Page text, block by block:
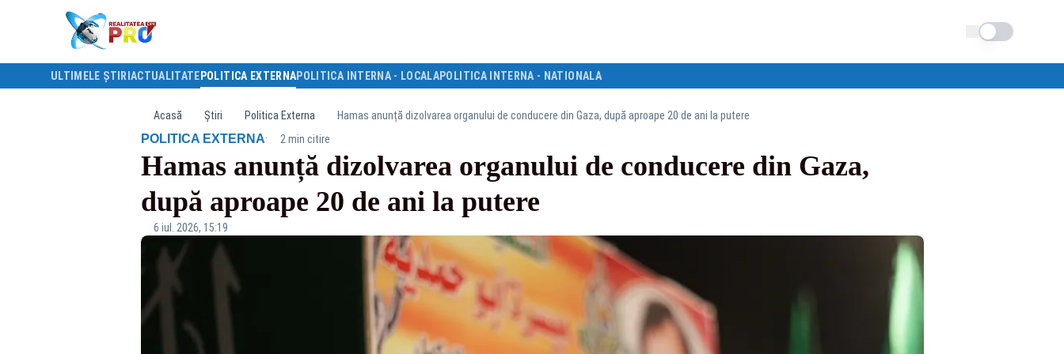
Schimba tema
ULTIMELE ȘTIRI ACTUALITATE POLITICA EXTERNAPOLITICA INTERNA - LOCALAPOLITICA INTERNA - NATIONALA
Acasă Știri Politica Externa Hamas anunță dizolvarea organului de conducere din Gaza, după aproape 20 de ani la putere
POLITICA EXTERNA· 2 min citire
Hamas anunță dizolvarea organului de conducere din Gaza,
după aproape 20 de ani la putere
6 iul. 2026, 15:19